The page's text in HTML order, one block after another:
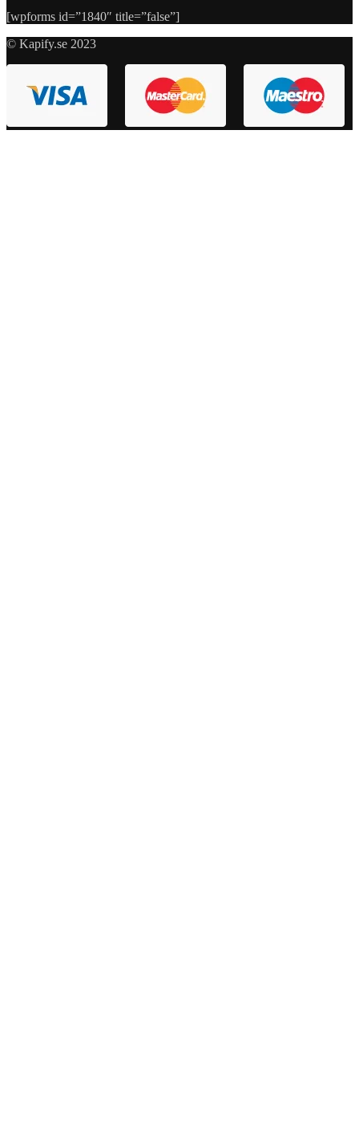
[wpforms id=”1840″ title=”false”]
© Kapify.se 2023